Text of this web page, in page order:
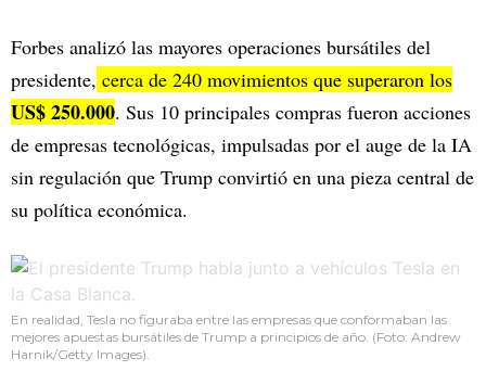
Forbes analizó las mayores operaciones bursátiles del
presidente, cerca de 240 movimientos que superaron los
US$ 250.000. Sus 10 principales compras fueron acciones
de empresas tecnológicas, impulsadas por el auge de la IA
sin regulación que Trump convirtió en una pieza central de
su política económica.
En realidad, Tesla no figuraba entre las empresas que conformaban las
mejores apuestas bursátiles de Trump a principios de año. (Foto: Andrew
Harnik/Getty Images).